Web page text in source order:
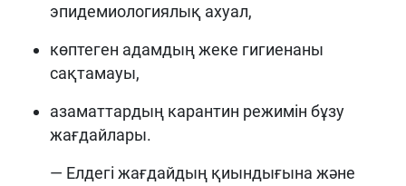
эпидемиологиялық ахуал,
көптеген адамдың жеке гигиенаны
сақтамауы,
азаматтардың карантин режимін бұзу
жағдайлары.
— Елдегі жағдайдың қиындығына және